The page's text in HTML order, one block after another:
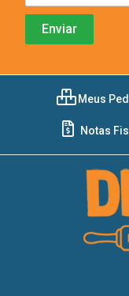
Meus
Notas